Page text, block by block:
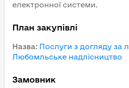
електронної системи.
План закупівлі
Назва: Послуги з догляду за
Любомльське надлісництво
Замовник